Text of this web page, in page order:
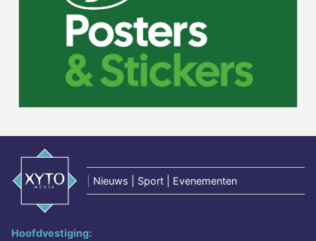
Nieuws | Sport | Evenementen
Hoofdvestiging: